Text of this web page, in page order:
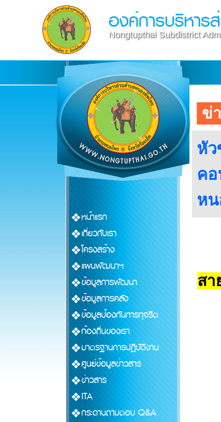
องค์การบริหาร
Nongtupthai Subdistrict
หน้าแรก
เกี่ยวกับเรา
โครงสร้าง
แผนพัฒนาฯ
ข้อมูลการพัฒนา
ข้อมูลการคลัง
ข้อมูลป้องกันการทุจริต
ท้องถิ่นของเรา
มาตรฐานการปฏิบัติงาน
ศูนย์ข้อมูลข่าวสาร
ข่าวสาร
ITA
กระดานถามตอบ Q&A
ข่
หัว
ค
หน
สา